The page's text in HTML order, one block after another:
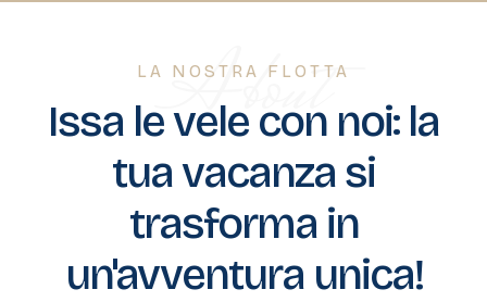
About
LA NOSTRA FLOTTA
Issa le vele con noi: la
tua vacanza si
trasforma in
un'avventura unica!